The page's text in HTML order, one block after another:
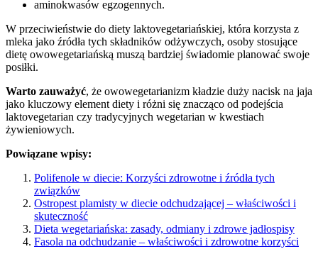
aminokwasów egzogennych.
W przeciwieństwie do diety laktovegetariańskiej, która korzysta z
mleka jako źródła tych składników odżywczych, osoby stosujące
dietę owowegetariańską muszą bardziej świadomie planować swoje
posiłki.
Warto zauważyć, że owowegetarianizm kładzie duży nacisk na jaja
jako kluczowy element diety i różni się znacząco od podejścia
laktovegetarian czy tradycyjnych wegetarian w kwestiach
żywieniowych.
Powiązane wpisy:
Polifenole w diecie: Korzyści zdrowotne i źródła tych
związków
Ostropest plamisty w diecie odchudzającej – właściwości i
skuteczność
Dieta wegetariańska: zasady, odmiany i zdrowe jadłospisy
Fasola na odchudzanie – właściwości i zdrowotne korzyści